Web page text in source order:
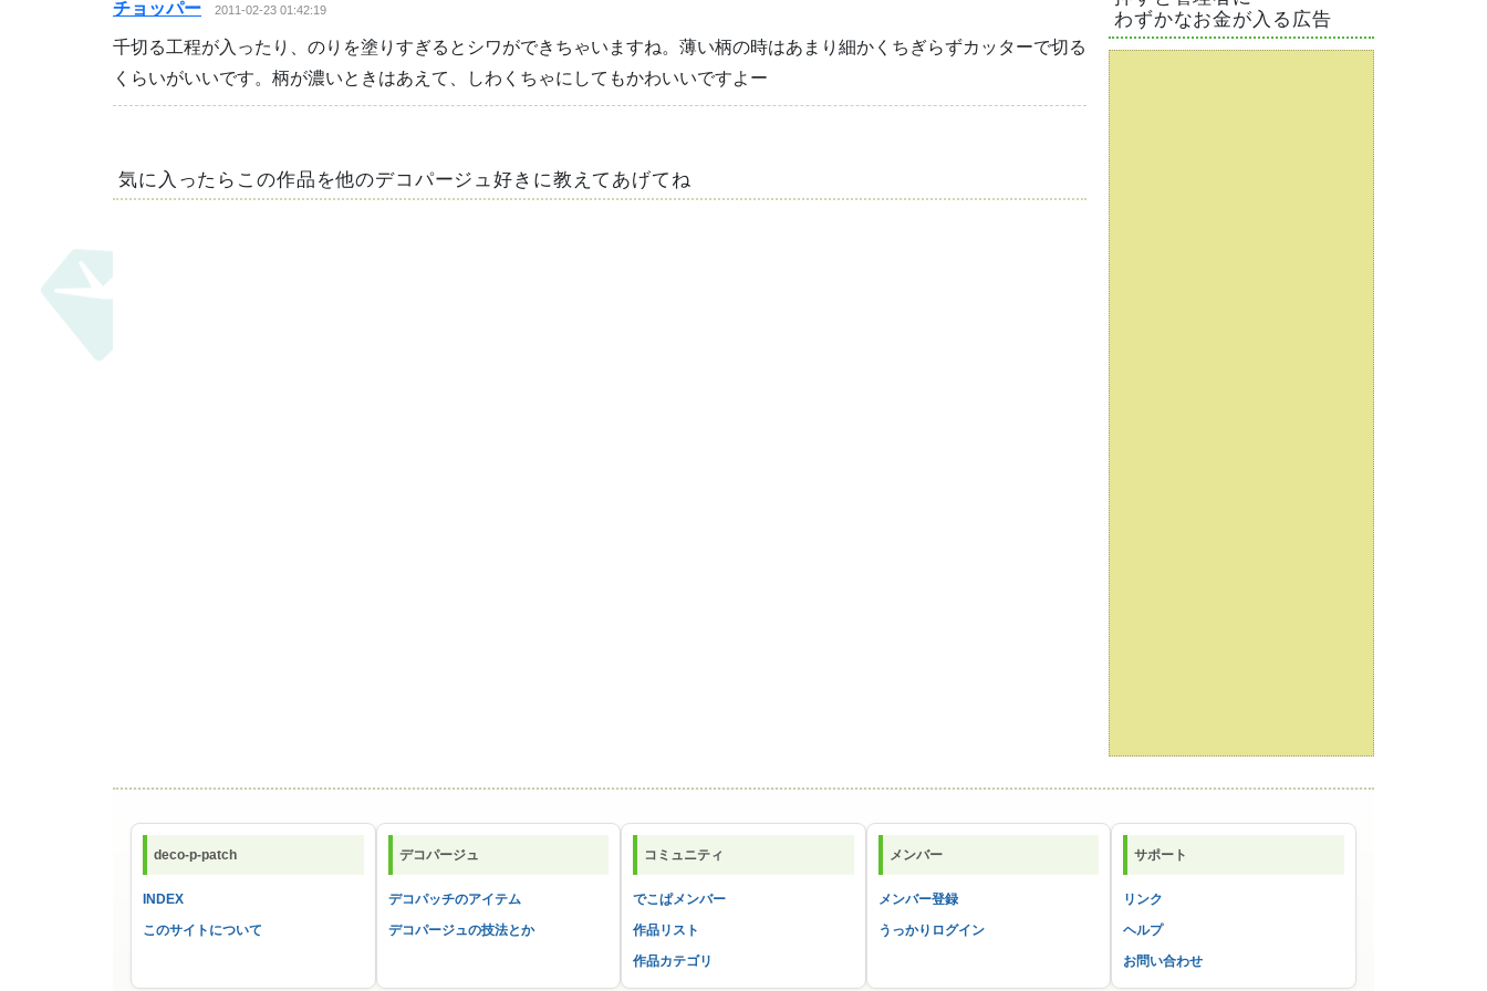
わずかなお金が入る広告
チョッパー 2011-02-23 01:42:19
千切る工程が入ったり、のりを塗りすぎるとシワができちゃいますね。薄い柄の時はあまり細かくちぎらずカッターで切る
くらいがいいです。柄が濃いときはあえて、しわくちゃにしてもかわいいですよー
気に入ったらこの作品を他のデコパージュ好きに教えてあげてね
deco-p-patch
INDEX
このサイトについて
デコパージュ
デコパッチのアイテム
デコパージュの技法とか
コミュニティ
でこぱメンバー
作品リスト
作品カテゴリ
メンバー
メンバー登録
うっかりログイン
サポート
リンク
ヘルプ
お問い合わせ